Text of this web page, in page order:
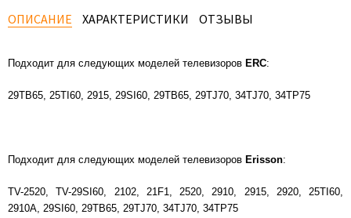
ОПИСАНИЕ ХАРАКТЕРИСТИКИ ОТЗЫВЫ
Подходит для следующих моделей телевизоров ERC:
29TB65, 25TI60, 2915, 29SI60, 29TB65, 29TJ70, 34TJ70, 34TP75
Подходит для следующих моделей телевизоров Erisson:
TV-2520, TV-29SI60, 2102, 21F1, 2520, 2910, 2915, 2920, 25TI60,
2910А, 29SI60, 29TB65, 29TJ70, 34TJ70, 34TP75